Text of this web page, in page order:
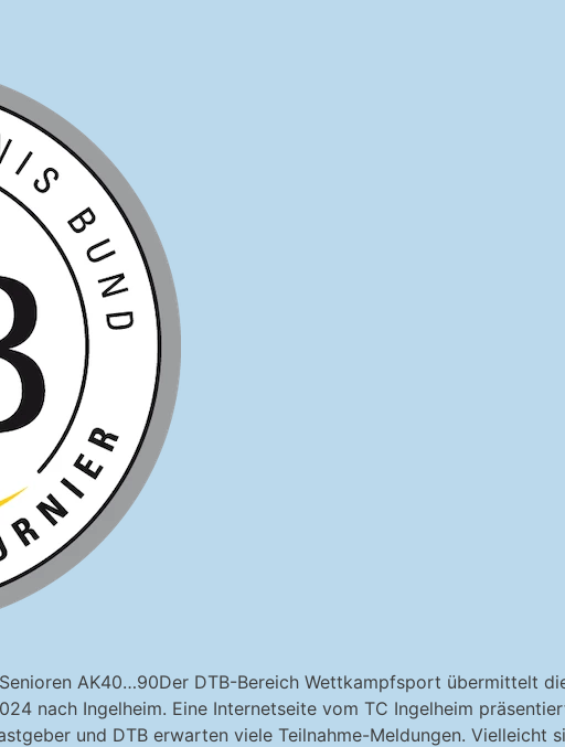
AK40…90Der DTB-Bereich Wettkampfsport übermittelt
nach Ingelheim. Eine Internetseite vom TC Ingelheim
und DTB erwarten viele Teilnahme-Meldungen. Vielleicht